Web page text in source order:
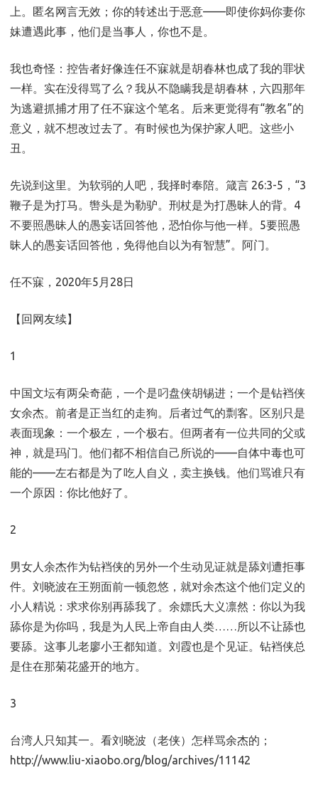
上。匿名网言无效；你的转述出于恶意——即使你妈你妻你
妹遭遇此事，他们是当事人，你也不是。
我也奇怪：控告者好像连任不寐就是胡春林也成了我的罪状
一样。实在没得骂了么？我从不隐瞒我是胡春林，六四那年
为逃避抓捕才用了任不寐这个笔名。后来更觉得有“教名”的
意义，就不想改过去了。有时候也为保护家人吧。这些小
丑。
先说到这里。为软弱的人吧，我择时奉陪。箴言 26:3-5，“3
鞭子是为打马。辔头是为勒驴。刑杖是为打愚昧人的背。4
不要照愚昧人的愚妄话回答他，恐怕你与他一样。5要照愚
昧人的愚妄话回答他，免得他自以为有智慧”。阿门。
任不寐，2020年5月28日
【回网友续】
1
中国文坛有两朵奇葩，一个是叼盘侠胡锡进；一个是钻裆侠
女余杰。前者是正当红的走狗。后者过气的剽客。区别只是
表面现象：一个极左，一个极右。但两者有一位共同的父或
神，就是玛门。他们都不相信自己所说的——自体中毒也可
能的——左右都是为了吃人自义，卖主换钱。他们骂谁只有
一个原因：你比他好了。
2
男女人余杰作为钻裆侠的另外一个生动见证就是舔刘遭拒事
件。刘晓波在王朔面前一顿忽悠，就对余杰这个他们定义的
小人精说：求求你别再舔我了。余嫖氏大义凛然：你以为我
舔你是为你吗，我是为人民上帝自由人类……所以不让舔也
要舔。这事儿老廖小王都知道。刘霞也是个见证。钻裆侠总
是住在那菊花盛开的地方。
3
台湾人只知其一。看刘晓波（老侠）怎样骂余杰的；
http://www.liu-xiaobo.org/blog/archives/11142